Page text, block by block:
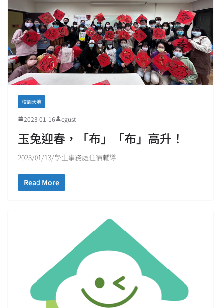
校園天地
2023-01-16 cgust
玉兔迎春，「布」「布」高升！
2023/01/13/學生事務處住宿輔導
Read More